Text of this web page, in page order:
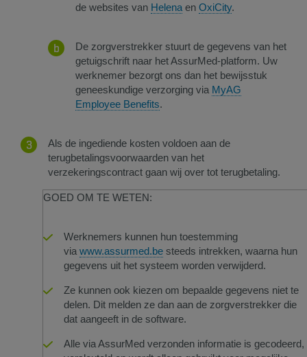
de websites van Helena​ en OxiCity​.
De zorgverstrekker stuurt de gegevens van het
getuigschrift naar het AssurMed-platform. Uw
werknemer bezorgt ons dan het bewijsstuk
geneeskundige verzorging via MyAG
Employee Benefits.
Als de ingediende kosten voldoen aan de
terugbetalingsvoorwaarden van het
verzekeringscontract gaan wij over tot terugbetaling.
GOED OM TE WETEN: ​
Werknemers kunnen hun toestemming
viawww.assurmed.be​ steeds intrekken, waarna hun
gegevens uit het systeem worden verwijderd.
Ze kunnen ook kiezen om bepaalde gegevens niet te
delen. Dit melden ze dan aan de zorgverstrekker die
dat aangeeft in de software.
Alle via AssurMed verzonden informatie is gecodeerd,